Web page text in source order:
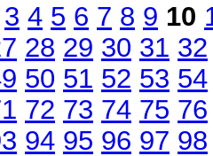
3 4 5 6 7 8 9 10
28 29 30 31 32
50 51 52 53 54
72 73 74 75 76
94 95 96 97 98